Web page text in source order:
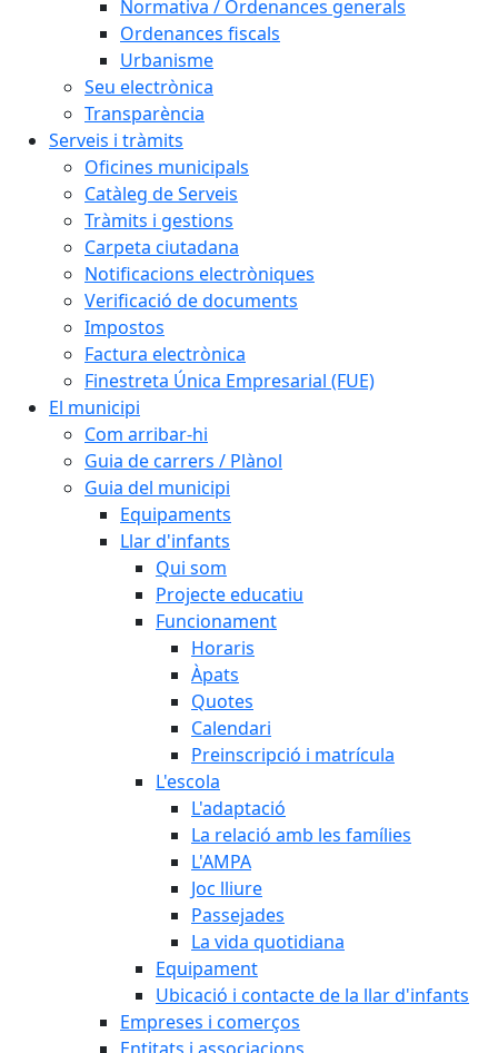
Normativa / Ordenances generals
Ordenances fiscals
Urbanisme
Seu electrònica
Transparència
Serveis i tràmits
Oficines municipals
Catàleg de Serveis
Tràmits i gestions
Carpeta ciutadana
Notificacions electròniques
Verificació de documents
Impostos
Factura electrònica
Finestreta Única Empresarial (FUE)
El municipi
Com arribar-hi
Guia de carrers / Plànol
Guia del municipi
Equipaments
Llar d'infants
Qui som
Projecte educatiu
Funcionament
Horaris
Àpats
Quotes
Calendari
Preinscripció i matrícula
L'escola
L'adaptació
La relació amb les famílies
L'AMPA
Joc lliure
Passejades
La vida quotidiana
Equipament
Ubicació i contacte de la llar d'infants
Empreses i comerços